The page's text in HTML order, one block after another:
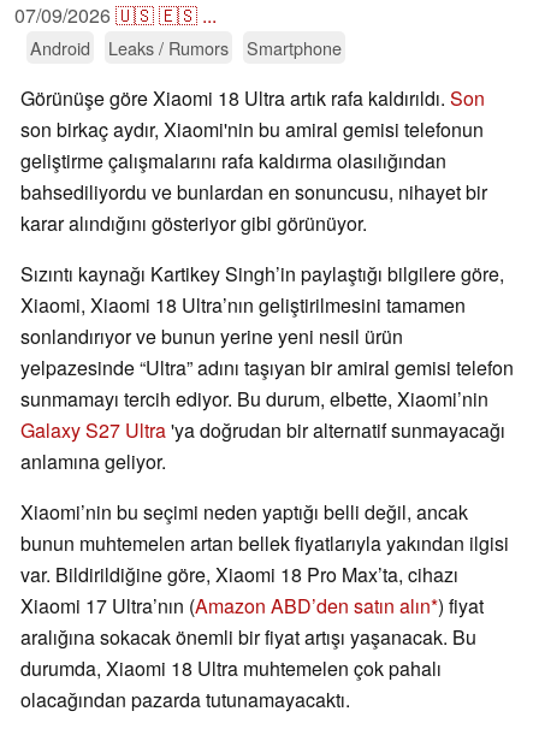
07/09/2026🇺🇸🇪🇸 ...
Android Leaks / Rumors Smartphone
Görünüşe göre Xiaomi 18 Ultra artık rafa kaldırıldı. Son
son birkaç aydır, Xiaomi'nin bu amiral gemisi telefonun
geliştirme çalışmalarını rafa kaldırma olasılığından
bahsediliyordu ve bunlardan en sonuncusu, nihayet bir
karar alındığını gösteriyor gibi görünüyor.
Sızıntı kaynağı Kartikey Singh’in paylaştığı bilgilere göre,
Xiaomi, Xiaomi 18 Ultra’nın geliştirilmesini tamamen
sonlandırıyor ve bunun yerine yeni nesil ürün
yelpazesinde “Ultra” adını taşıyan bir amiral gemisi telefon
sunmamayı tercih ediyor. Bu durum, elbette, Xiaomi’nin
Galaxy S27 Ultra'ya doğrudan bir alternatif sunmayacağı
anlamına geliyor.
Xiaomi’nin bu seçimi neden yaptığı belli değil, ancak
bunun muhtemelen artan bellek fiyatlarıyla yakından ilgisi
var. Bildirildiğine göre, Xiaomi 18 Pro Max’ta, cihazı
Xiaomi 17 Ultra’nın (Amazon ABD’den satın alın ) fiyat
aralığına sokacak önemli bir fiyat artışı yaşanacak. Bu
durumda, Xiaomi 18 Ultra muhtemelen çok pahalı
olacağından pazarda tutunamayacaktı.